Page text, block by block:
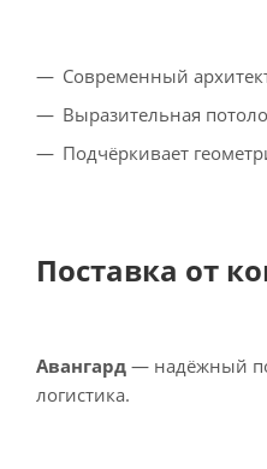
Современный
Выразительная
Подчёркивает
Поставка от
Авангард — надёжный
логистика.